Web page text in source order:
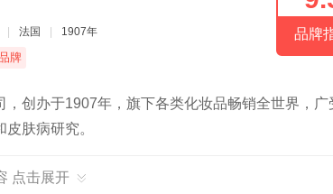
法国 1907年
牌
品牌
创办于1907年，旗下各类化妆品畅销全世界，广
肤病研究。
点击展开